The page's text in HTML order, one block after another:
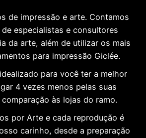
de impressão e arte. Contamos
especialistas e consultores
da arte, além de utilizar os mais
para impressão Giclée.
para você ter a melhor
4 vezes menos pelas suas
às lojas do ramo.
por Arte e cada reprodução é
carinho, desde a preparação